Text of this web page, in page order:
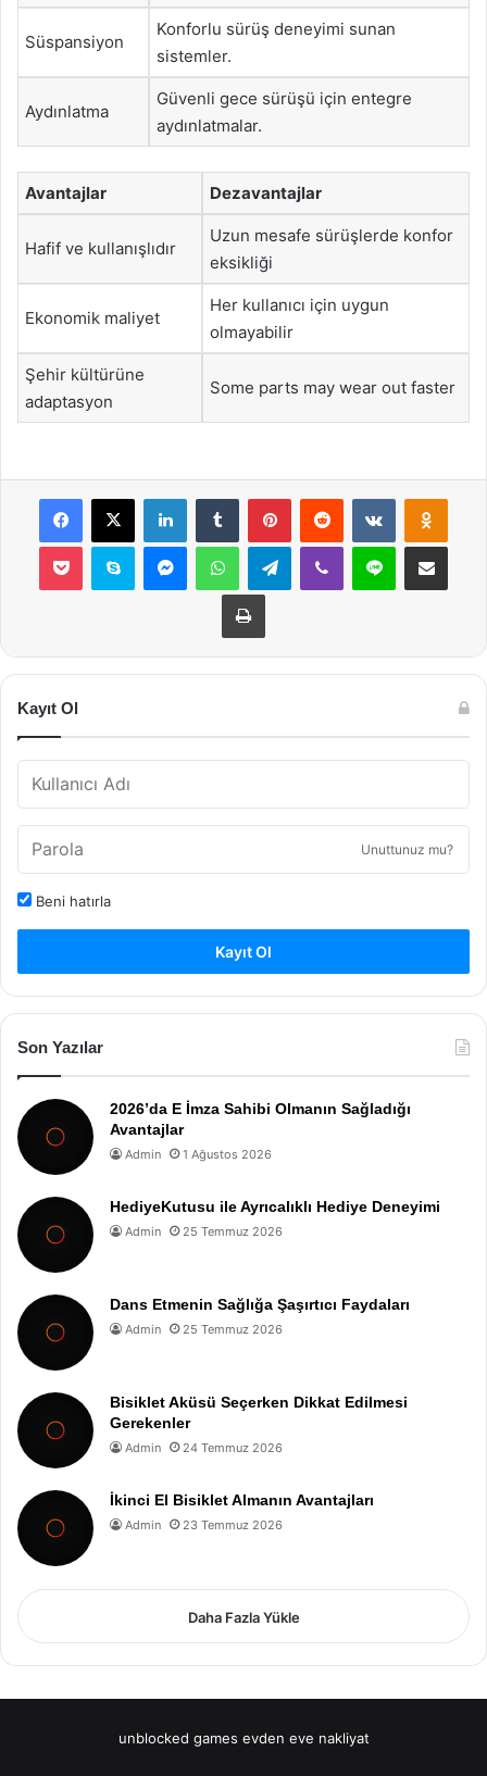
Süspansiyon
Konforlu sürüş deneyimi sunan
sistemler.
Aydınlatma
Güvenli gece sürüşü için entegre
aydınlatmalar.
Avantajlar Dezavantajlar
Hafif ve kullanışlıdır
Uzun mesafe sürüşlerde konfor
eksikliği
Ekonomik maliyet
Her kullanıcı için uygun
olmayabilir
Şehir kültürüne
adaptasyon
Some parts may wear out faster
Facebook
X LinkedInTumblr PinterestReddit VKontakte
Pocket Skype MessengerWhatsAppTelegramViber Line E-Posta ile
Yazdır
Kayıt Ol
Unuttunuz mu?
Beni hatırla
Kayıt Ol
Son Yazılar
2026’da E İmza Sahibi Olmanın Sağladığı
Avantajlar
Admin 1 Ağustos 2026
HediyeKutusu ile Ayrıcalıklı Hediye Deneyimi
Admin 25 Temmuz 2026
Dans Etmenin Sağlığa Şaşırtıcı Faydaları
Admin 25 Temmuz 2026
Bisiklet Aküsü Seçerken Dikkat Edilmesi
Gerekenler
Admin 24 Temmuz 2026
İkinci El Bisiklet Almanın Avantajları
Admin 23 Temmuz 2026
Daha Fazla Yükle
unblocked games evden eve nakliyat